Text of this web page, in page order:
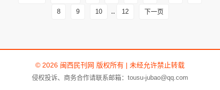
8 9 10 .. 12 下一页
© 2026 闽西民刊网 版权所有 | 未经允许禁止转载
侵权投诉、商务合作请联系邮箱：tousu-jubao@qq.com